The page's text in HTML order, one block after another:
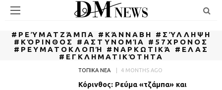
#ΡΕΎΜΑΤΖΆΜΠΑ #ΚΆΝΝΑΒΗ #ΣΎΛΛΗΨΗ
#ΚΌΡΙΝΘΟΣ #ΑΣΤΥΝΟΜΊΑ #57ΧΡΟΝΟΣ
#ΡΕΥΜΑΤΟΚΛΟΠΉ #ΝΑΡΚΩΤΙΚΆ #ΕΛΑΣ
#ΕΓΚΛΗΜΑΤΙΚΌΤΗΤΑ
ΤΟΠΙΚΑ ΝΕΑ 4 MONTHS AGO
Κόρινθος: Ρεύμα «τζάμπα» και